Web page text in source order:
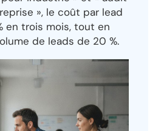
», le coût par lead
en trois mois, tout en
de leads de 20 %.